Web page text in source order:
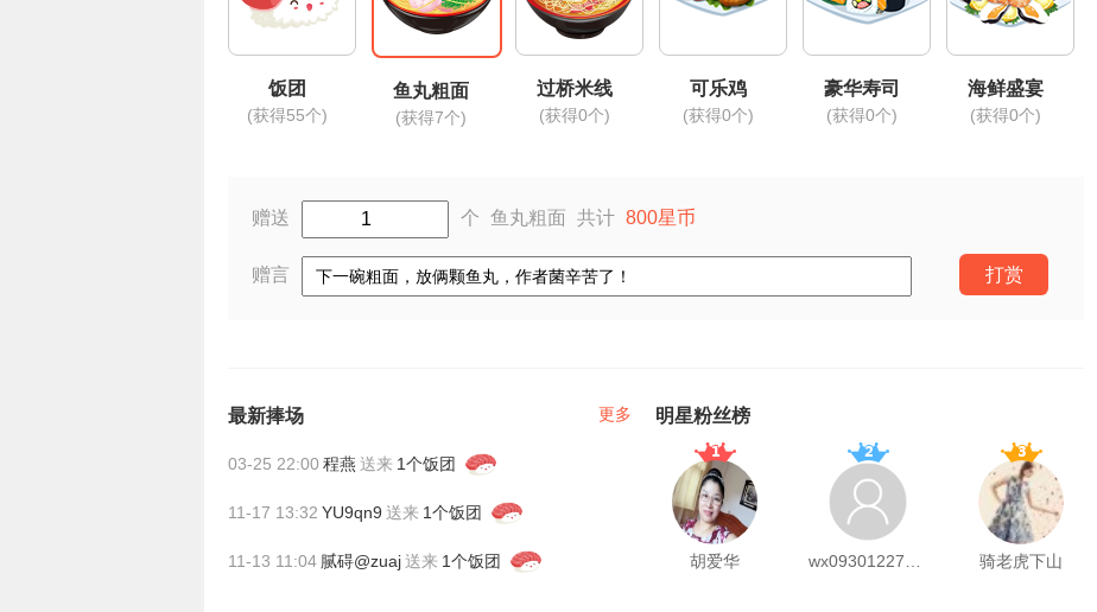
饭团
(获得55个)
鱼丸粗面
(获得7个)
过桥米线
(获得0个)
可乐鸡
(获得0个)
豪华寿司
(获得0个)
海鲜盛宴
(获得0个)
赠送 个 鱼丸粗面 共计 800星币
赠言 打赏
最新捧场 更多
03-25 22:00 程燕 送来 1个饭团
11-17 13:32 YU9qn9 送来 1个饭团
11-13 11:04 腻碍@zuaj送来 1个饭团
明星粉丝榜
胡爱华 骑老虎下山